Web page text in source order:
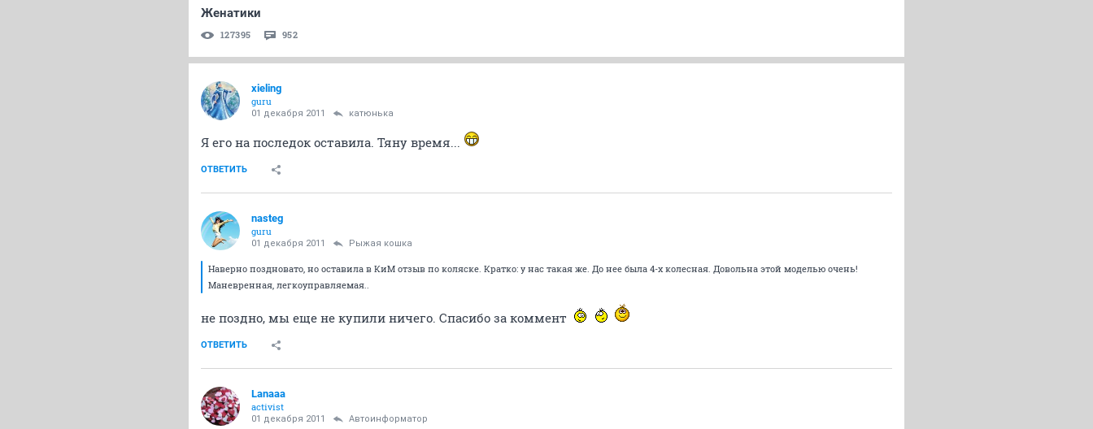
Женатики
127395 952
xieling
guru
01 декабря 2011 катюнька
Я его на последок оставила. Тяну время...
ОТВЕТИТЬ
nasteg
guru
01 декабря 2011 Рыжая кошка
Наверно поздновато, но оставила в КиМ отзыв по коляске. Кратко: у нас такая же. До нее была 4-х колесная. Довольна этой моделью очень!
Маневренная, легкоуправляемая..
не поздно, мы еще не купили ничего. Спасибо за коммент
ОТВЕТИТЬ
Lanaaa
activist
01 декабря 2011 Автоинформатор